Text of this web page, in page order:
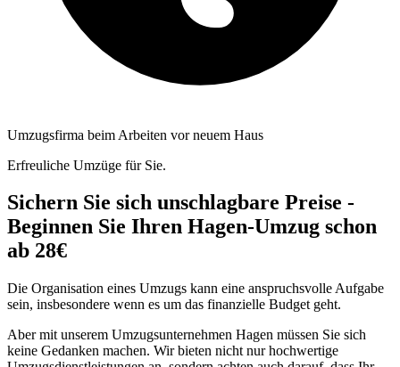
Umzugsfirma beim Arbeiten vor neuem Haus
Erfreuliche Umzüge für Sie.
Sichern Sie sich unschlagbare Preise -
Beginnen Sie Ihren Hagen-Umzug schon
ab 28€
Die Organisation eines Umzugs kann eine anspruchsvolle Aufgabe
sein, insbesondere wenn es um das finanzielle Budget geht.
Aber mit unserem Umzugsunternehmen Hagen müssen Sie sich
keine Gedanken machen. Wir bieten nicht nur hochwertige